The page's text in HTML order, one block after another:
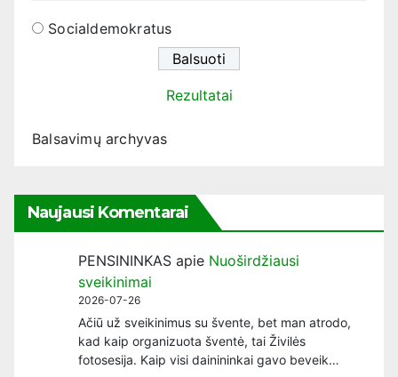
Socialdemokratus
Rezultatai
Balsavimų archyvas
Naujausi Komentarai
PENSININKAS apie Nuoširdžiausi
sveikinimai
2026-07-26
Ačiū už sveikinimus su švente, bet man atrodo,
kad kaip organizuota šventė, tai Živilės
fotosesija. Kaip visi dainininkai gavo beveik…